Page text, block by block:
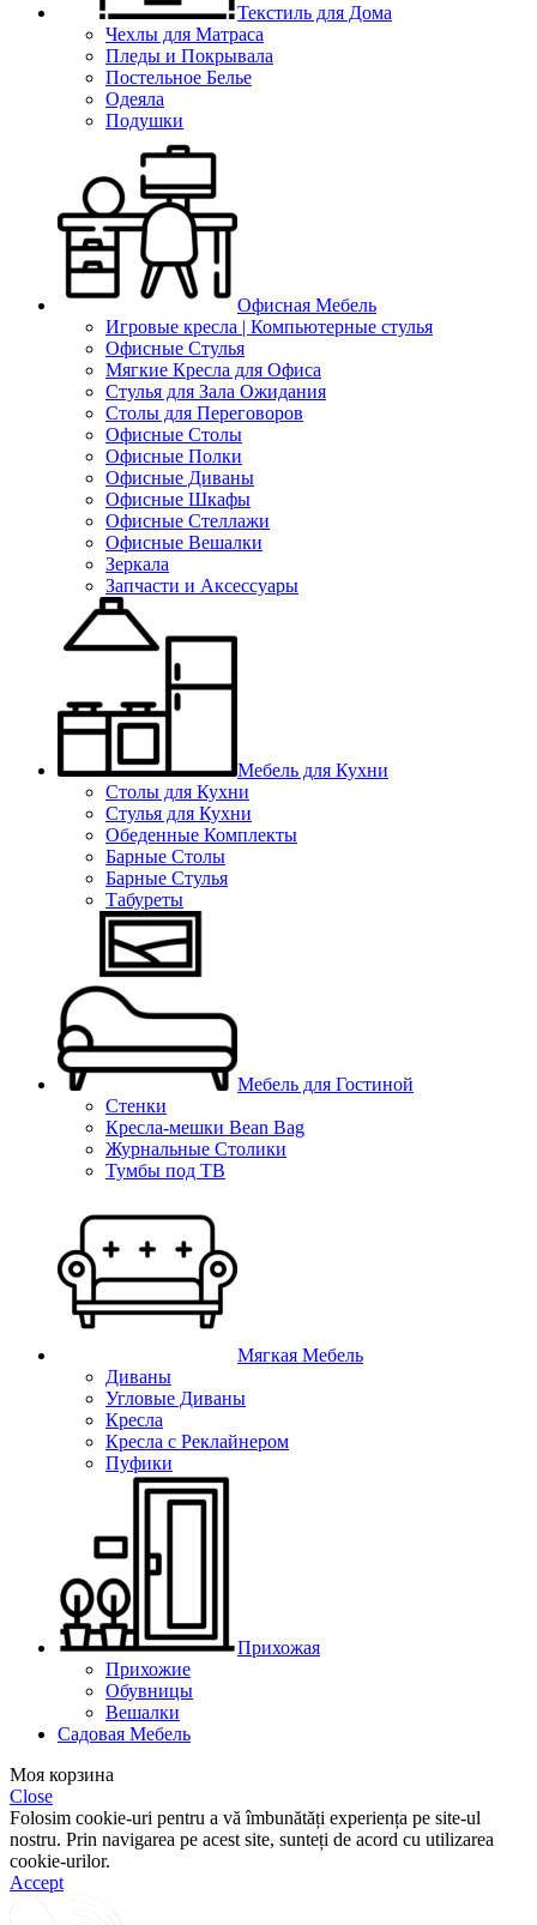
Текстиль для Дома
Чехлы для Матраса
Пледы и Покрывала
Постельное Белье
Одеяла
Подушки
Офисная Мебель
Игровые кресла | Компьютерные стулья
Офисные Стулья
Мягкие Кресла для Офиса
Стулья для Зала Ожидания
Столы для Переговоров
Офисные Столы
Офисные Полки
Офисные Диваны
Офисные Шкафы
Офисные Стеллажи
Офисные Вешалки
Зеркала
Запчасти и Аксессуары
Мебель для Кухни
Столы для Кухни
Стулья для Кухни
Обеденные Комплекты
Барные Столы
Барные Стулья
Табуреты
Мебель для Гостиной
Стенки
Кресла-мешки Bean Bag
Журнальные Столики
Тумбы под ТВ
Мягкая Мебель
Диваны
Угловые Диваны
Кресла
Кресла с Реклайнером
Пуфики
Прихожая
Прихожие
Обувницы
Вешалки
Садовая Мебель
Моя корзина
Close
Folosim cookie-uri pentru a vă îmbunătăți experiența pe site-ul
nostru. Prin navigarea pe acest site, sunteți de acord cu utilizarea
cookie-urilor.
Accept